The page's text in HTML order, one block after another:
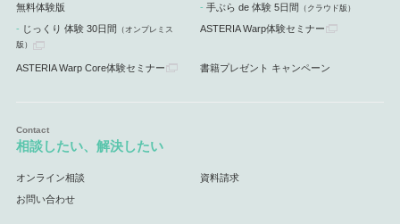
無料体験版 手ぶら de 体験 5日間 （クラウド版）
じっくり 体験 30日間 （オンプレミス
版）
ASTERIA Warp体験セミナー
ASTERIA Warp Core体験セミナー 書籍プレゼント キャンペーン
相談したい、解決したい
オンライン相談 資料請求
お問い合わせ